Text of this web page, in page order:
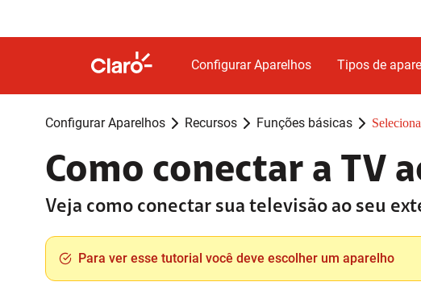
Configurar Aparelhos Tipos de
Configurar Aparelhos Recursos Funções básicas
Como conectar a TV
Veja como conectar sua televisão ao seu
Para ver esse tutorial você deve escolher um aparelho